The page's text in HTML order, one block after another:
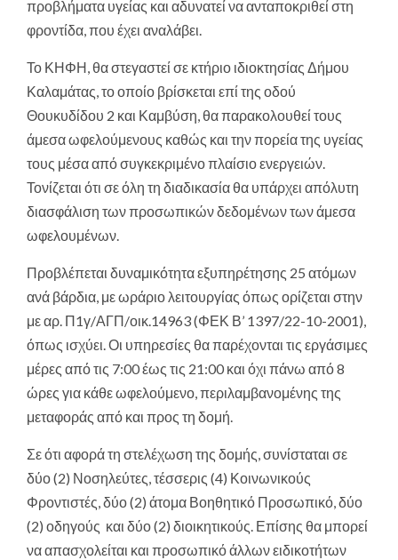
προβλήματα υγείας και αδυνατεί να ανταποκριθεί στη
φροντίδα, που έχει αναλάβει.
Το ΚΗΦΗ, θα στεγαστεί σε κτήριο ιδιοκτησίας Δήμου
Καλαμάτας, το οποίο βρίσκεται επί της οδού
Θουκυδίδου 2 και Καμβύση, θα παρακολουθεί τους
άμεσα ωφελούμενους καθώς και την πορεία της υγείας
τους μέσα από συγκεκριμένο πλαίσιο ενεργειών.
Τονίζεται ότι σε όλη τη διαδικασία θα υπάρχει απόλυτη
διασφάλιση των προσωπικών δεδομένων των άμεσα
ωφελουμένων.
Προβλέπεται δυναμικότητα εξυπηρέτησης 25 ατόμων
ανά βάρδια, με ωράριο λειτουργίας όπως ορίζεται στην
με αρ. Π1γ/ΑΓΠ/οικ.14963 (ΦΕΚ Β’ 1397/22-10-2001),
όπως ισχύει. Οι υπηρεσίες θα παρέχονται τις εργάσιμες
μέρες από τις 7:00 έως τις 21:00 και όχι πάνω από 8
ώρες για κάθε ωφελούμενο, περιλαμβανομένης της
μεταφοράς από και προς τη δομή.
Σε ότι αφορά τη στελέχωση της δομής, συνίσταται σε
δύο (2) Νοσηλεύτες, τέσσερις (4) Κοινωνικούς
Φροντιστές, δύο (2) άτομα Βοηθητικό Προσωπικό, δύο
(2) οδηγούς και δύο (2) διοικητικούς. Επίσης θα μπορεί
να απασχολείται και προσωπικό άλλων ειδικοτήτων